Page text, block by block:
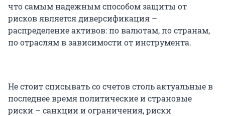
что самым надежным способом защиты от
рисков является диверсификация –
распределение активов: по валютам, по странам,
по отраслям в зависимости от инструмента.
Не стоит списывать со счетов столь актуальные в
последнее время политические и страновые
риски – санкции и ограничения, риски